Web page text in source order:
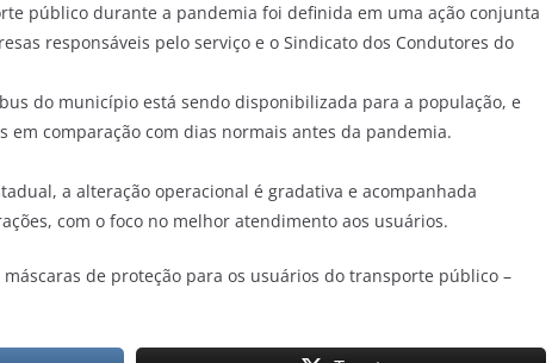
público durante a pandemia foi definida em uma ação conjunta
responsáveis pelo serviço e o Sindicato dos Condutores do
do município está sendo disponibilizada para a população, e
em comparação com dias normais antes da pandemia.
a alteração operacional é gradativa e acompanhada
com o foco no melhor atendimento aos usuários.
de proteção para os usuários do transporte público –